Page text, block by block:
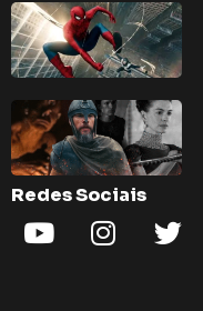
Redes Sociais